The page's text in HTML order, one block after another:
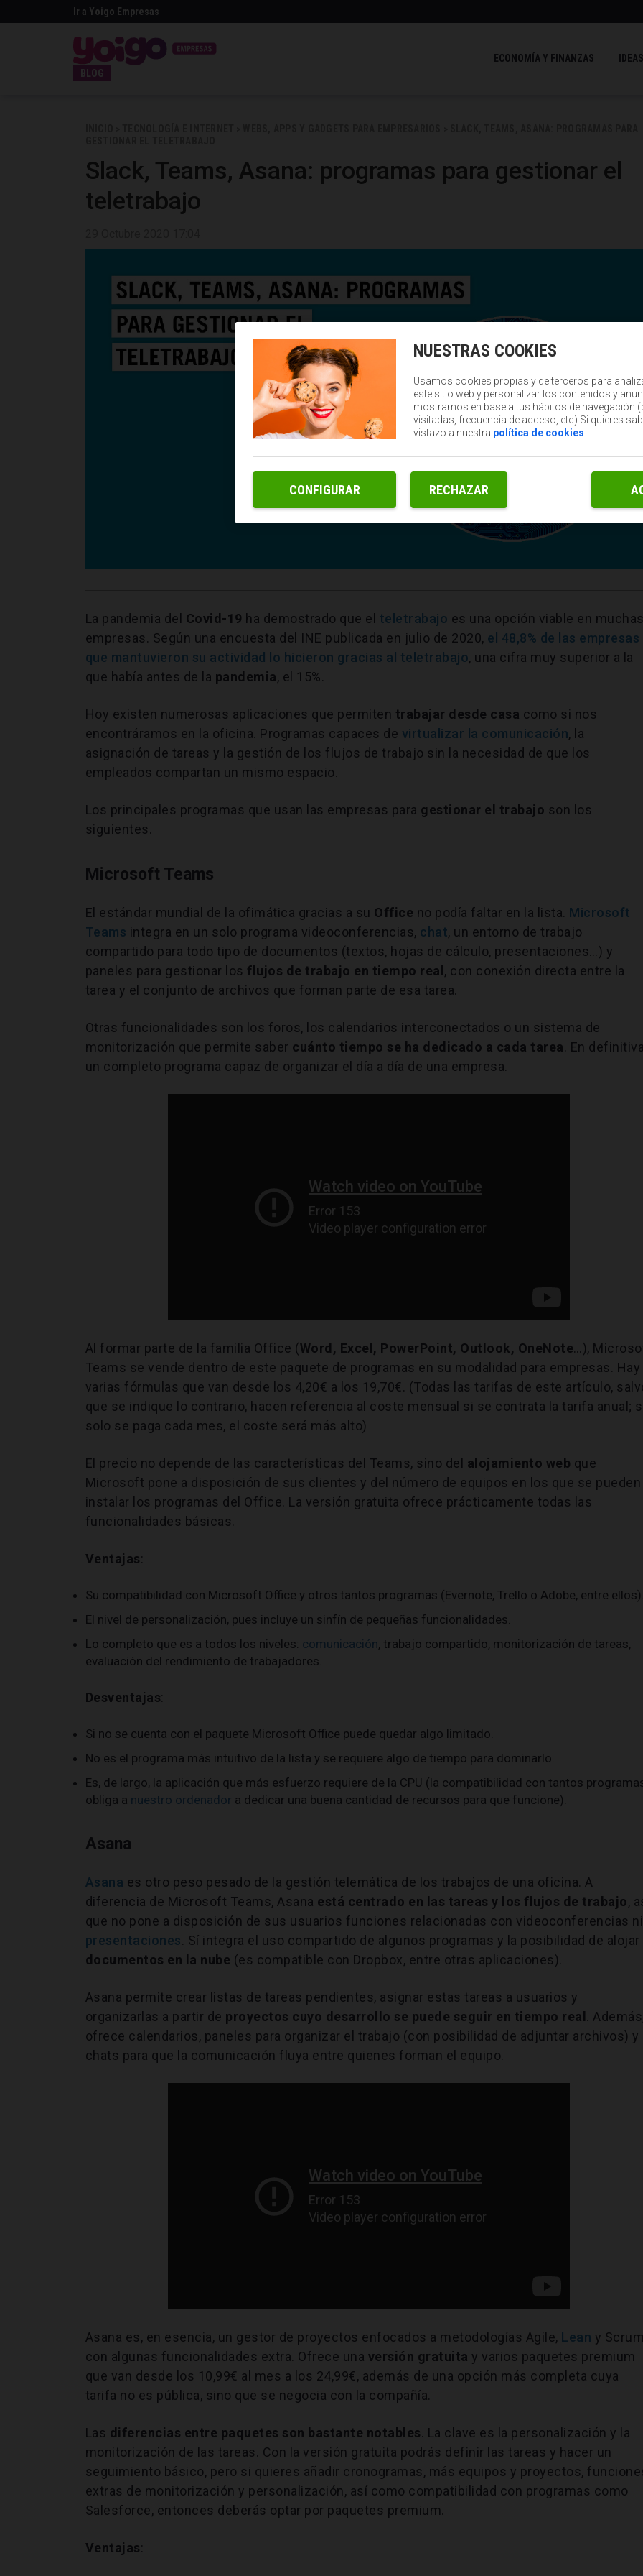
Ir a Yoigo Empresas
BLOG
ECONOMÍA Y FINANZAS
Slack, Teams, Asana: programas para gestionar el
teletrabajo
La pandemia del Covid-19 ha demostrado que el teletrabajo es una opción viable en
empresas. Según una encuesta del INE publicada en julio de 2020, el 48,8% de las empresas
que mantuvieron su actividad lo hicieron gracias al teletrabajo, una cifra muy superior a la
que había antes de la pandemia, el 15%.
Hoy existen numerosas aplicaciones que permiten trabajar desde casa como si nos
encontráramos en la oficina. Programas capaces de virtualizar la comunicación, la
asignación de tareas y la gestión de los flujos de trabajo sin la necesidad de que los
empleados compartan un mismo espacio.
Los principales programas que usan las empresas para gestionar el trabajo son los
siguientes.
Microsoft Teams
El estándar mundial de la ofimática gracias a su Office no podía faltar en la lista. Microsoft
Teams integra en un solo programa videoconferencias, chat, un entorno de trabajo
compartido para todo tipo de documentos (textos, hojas de cálculo, presentaciones…) y
paneles para gestionar los flujos de trabajo en tiempo real , con conexión directa entre la
tarea y el conjunto de archivos que forman parte de esa tarea.
Otras funcionalidades son los foros, los calendarios interconectados o un sistema de
monitorización que permite saber cuánto tiempo se ha dedicado a cada tarea. En
un completo programa capaz de organizar el día a día de una empresa.
Al formar parte de la familia Office (Word, Excel, PowerPoint, Outlook, OneNote…),
Teams se vende dentro de este paquete de programas en su modalidad para empresas. Hay
varias fórmulas que van desde los 4,20€ a los 19,70€. (Todas las tarifas de este artículo,
que se indique lo contrario, hacen referencia al coste mensual si se contrata la tarifa anual;
solo se paga cada mes, el coste será más alto)
El precio no depende de las características del Teams, sino del alojamiento web que
Microsoft pone a disposición de sus clientes y del número de equipos en los que se pueden
instalar los programas del Office. La versión gratuita ofrece prácticamente todas las
funcionalidades básicas.
Ventajas:
Su compatibilidad con Microsoft Office y otros tantos programas (Evernote, Trello o Adobe, entre
El nivel de personalización, pues incluye un sinfín de pequeñas funcionalidades.
Lo completo que es a todos los niveles: comunicación, trabajo compartido, monitorización de tareas,
evaluación del rendimiento de trabajadores.
Desventajas:
Si no se cuenta con el paquete Microsoft Office puede quedar algo limitado.
No es el programa más intuitivo de la lista y se requiere algo de tiempo para dominarlo.
Es, de largo, la aplicación que más esfuerzo requiere de la CPU (la compatibilidad con tantos
obliga a nuestro ordenador a dedicar una buena cantidad de recursos para que funcione).
Asana
Asana es otro peso pesado de la gestión telemática de los trabajos de una oficina. A
diferencia de Microsoft Teams, Asana está centrado en las tareas y los flujos de trabajo,
que no pone a disposición de sus usuarios funciones relacionadas con videoconferencias ni
presentaciones. Sí integra el uso compartido de algunos programas y la posibilidad de alojar
documentos en la nube (es compatible con Dropbox, entre otras aplicaciones).
Asana permite crear listas de tareas pendientes, asignar estas tareas a usuarios y
organizarlas a partir de proyectos cuyo desarrollo se puede seguir en tiempo real .
ofrece calendarios, paneles para organizar el trabajo (con posibilidad de adjuntar archivos) y
chats para que la comunicación fluya entre quienes forman el equipo.
Asana es, en esencia, un gestor de proyectos enfocados a metodologías Agile, Lean y
con algunas funcionalidades extra. Ofrece una versión gratuita y varios paquetes premium
que van desde los 10,99€ al mes a los 24,99€, además de una opción más completa cuya
tarifa no es pública, sino que se negocia con la compañía.
Las diferencias entre paquetes son bastante notables. La clave es la personalización y la
monitorización de las tareas. Con la versión gratuita podrás definir las tareas y hacer un
seguimiento básico, pero si quieres añadir cronogramas, más equipos y proyectos,
extras de monitorización y personalización, así como compatibilidad con programas como
Salesforce, entonces deberás optar por paquetes premium.
Ventajas:
NUESTRAS COOKIES
Usamos cookies propias y de terceros para
este sitio web y personalizar los contenidos y
mostramos en base a tus hábitos de navegación
visitadas, frecuencia de acceso, etc) Si quieres
vistazo a nuestra política de cookies
RECHAZAR
CONFIGURAR